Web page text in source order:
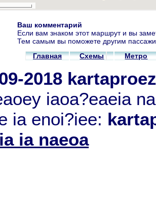
Ваш комментарий
Если вам знаком этот маршрут и вы
Тем самым вы поможете другим
Главная
Схемы Метро
2018
iaoa?eaeia
ia enoi?iee:
ia naeoa